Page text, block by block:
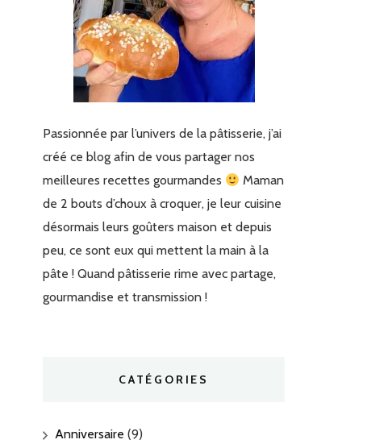
Passionnée par l’univers de la pâtisserie, j’ai
créé ce blog afin de vous partager nos
meilleures recettes gourmandes
Maman
de 2 bouts d’choux à croquer, je leur cuisine
désormais leurs goûters maison et depuis
peu, ce sont eux qui mettent la main à la
pâte ! Quand pâtisserie rime avec partage,
gourmandise et transmission !
CATÉGORIES
Anniversaire (9)